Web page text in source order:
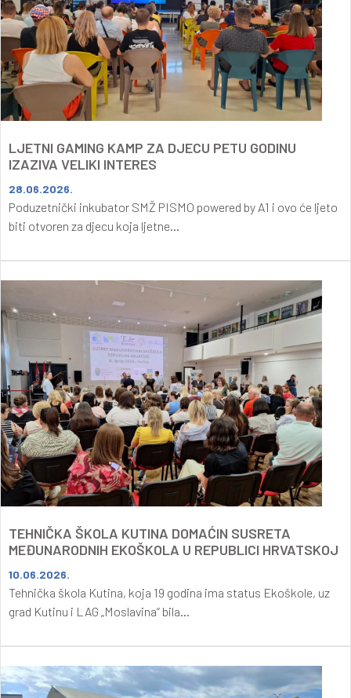
LJETNI GAMING KAMP ZA DJECU PETU GODINU
IZAZIVA VELIKI INTERES
28.06.2026.
Poduzetnički inkubator SMŽ PISMO powered by A1 i ovo će ljeto
biti otvoren za djecu koja ljetne...
TEHNIČKA ŠKOLA KUTINA DOMAĆIN SUSRETA
MEĐUNARODNIH EKOŠKOLA U REPUBLICI HRVATSKOJ
10.06.2026.
Tehnička škola Kutina, koja 19 godina ima status Ekoškole, uz
grad Kutinu i LAG „Moslavina“ bila...